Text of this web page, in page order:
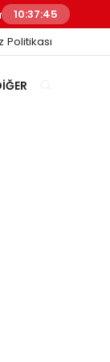
Sağlık
10:37:46
Politikası